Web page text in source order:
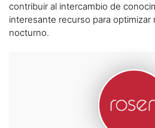
contribuir al intercambio de
interesante recurso para
nocturno.